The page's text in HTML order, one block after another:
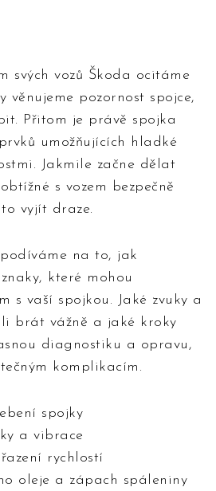
svých vozů Škoda ocitáme
věnujeme pozornost spojce,
Přitom je právě spojka
umožňujících hladké
Jakmile začne dělat
s vozem bezpečně
vyjít draze.
na to, jak
které mohou
s vaší spojkou. Jaké zvuky a
brát vážně a jaké kroky
diagnostiku a opravu,
komplikacím.
spojky
a vibrace
rychlostí
oleje a zápach spáleniny